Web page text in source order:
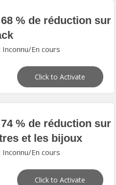
% de réduction sur
En cours
Click to Activate
% de réduction sur
et les bijoux
En cours
Click to Activate